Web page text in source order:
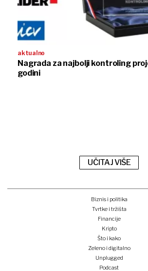
aktualno
Nagrada za najbolji kontroling
godini
UČITAJ VIŠE
Biznis i politika
Tvrtke i tržišta
Financije
Kripto
Što i kako
Zeleno i digitalno
Unplugged
Podcast